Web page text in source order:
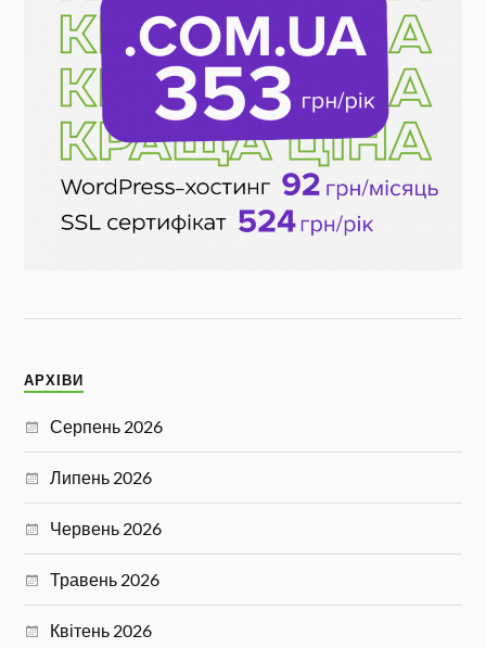
АРХІВИ
Серпень 2026
Липень 2026
Червень 2026
Травень 2026
Квітень 2026